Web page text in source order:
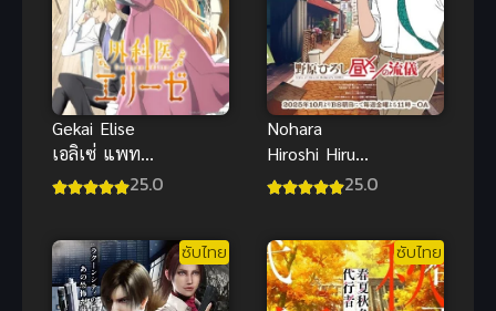
Gekai Elise
เอลิเซ่ แพทย์
หญิงทะลุมิติ25.0
Nohara
Hiroshi Hiru
Meshi no 25.0
ซับไทย ซับไทย